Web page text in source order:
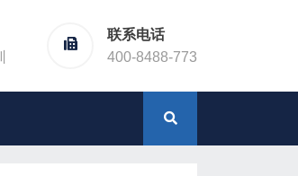
联系电话
400-8488-773